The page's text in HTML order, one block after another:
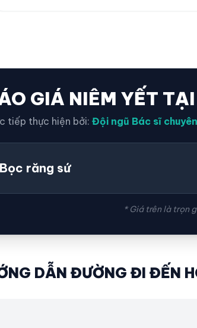
GIÁ NIÊM YẾT
tiếp thực hiện bởi: Đội ngũ Bác sĩ
Bọc răng sứ
* Giá trên là trọn
DẪN ĐƯỜNG ĐI ĐẾN